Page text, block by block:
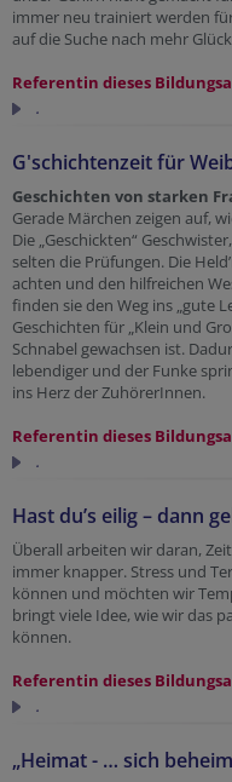
immer neu trainiert werden
auf die Suche nach mehr
Referentin dieses
.
G'schichtenzeit für
Geschichten von starken
Gerade Märchen zeigen auf,
Die „Geschickten“
selten die Prüfungen. Die
achten und den hilfreichen
finden sie den Weg ins „gute
Geschichten für „Klein und
Schnabel gewachsen ist.
lebendiger und der Funke
ins Herz der ZuhörerInnen.
Referentin dieses
.
Hast du’s eilig – dann
Überall arbeiten wir daran,
immer knapper. Stress und
können und möchten wir
bringt viele Idee, wie wir das
können.
Referentin dieses
.
„Heimat - … sich